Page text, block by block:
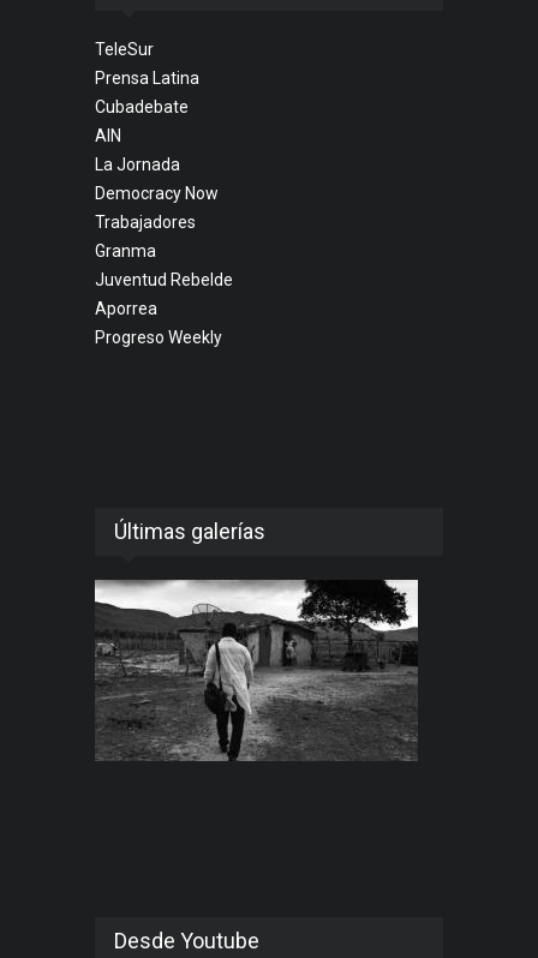
TeleSur
Prensa Latina
Cubadebate
AIN
La Jornada
Democracy Now
Trabajadores
Granma
Juventud Rebelde
Aporrea
Progreso Weekly
Últimas galerías
Desde Youtube